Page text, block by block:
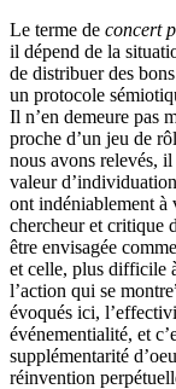
Le terme de concert
il dépend de la
de distribuer des
un protocole
Il n’en demeure pas
proche d’un jeu de
nous avons relevés,
valeur
ont indéniablement à
chercheur et critique
être envisagée
et celle, plus difficile
l’action qui se
évoqués ici,
événementialité, et
supplémentarité
réinvention